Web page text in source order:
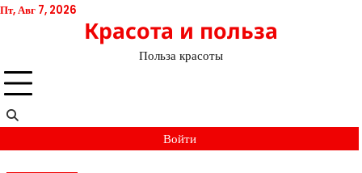
Перейти
Пт, Авг 7, 2026
Красота и польза
Польза красоты
Войти